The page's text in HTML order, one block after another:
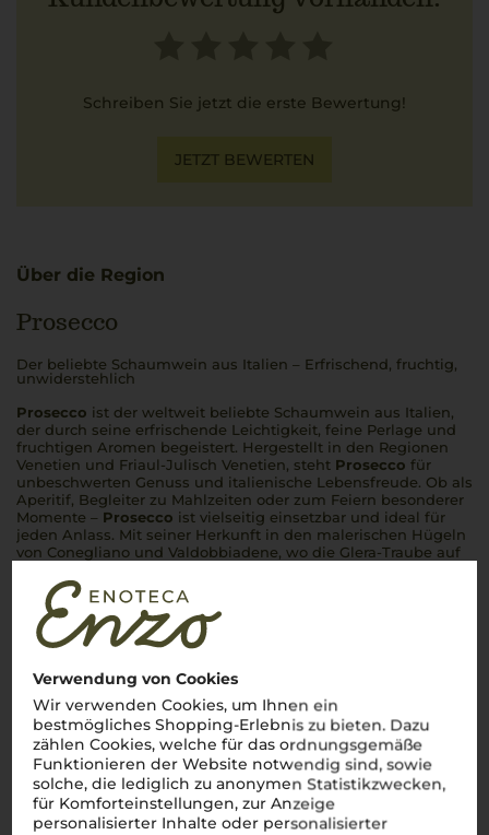
Verwendung von Cookies
Wir verwenden Cookies, um Ihnen ein
bestmögliches Shopping-Erlebnis zu bieten. Dazu
zählen Cookies, welche für das ordnungsgemäße
Funktionieren der Website notwendig sind, sowie
solche, die lediglich zu anonymen Statistikzwecken,
für Komforteinstellungen, zur Anzeige
personalisierter Inhalte oder personalisierter
Schreiben Sie jetzt die erste Bewertung!
JETZT BEWERTEN
Über die Region
Prosecco
Der beliebte Schaumwein aus Italien – Erfrischend, fruchtig,
unwiderstehlich
Prosecco ist der weltweit beliebte Schaumwein aus Italien,
der durch seine erfrischende Leichtigkeit, feine Perlage und
fruchtigen Aromen begeistert. Hergestellt in den Regionen
Venetien und Friaul-Julisch Venetien, steht Prosecco für
unbeschwerten Genuss und italienische Lebensfreude. Ob als
Aperitif, Begleiter zu Mahlzeiten oder zum Feiern besonderer
Momente – Prosecco ist vielseitig einsetzbar und ideal für
jeden Anlass. Mit seiner Herkunft in den malerischen Hügeln
von Conegliano und Valdobbiadene, wo die Glera-Traube auf
Essenz italienischer Schaumweinkultur.
Mehr Weine aus Prosecco